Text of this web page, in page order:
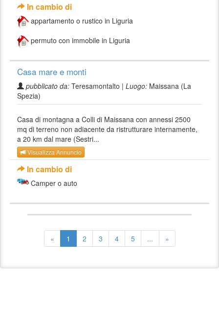
In cambio di
appartamento o rustico in Liguria
permuto con immobile in Liguria
Casa mare e monti
pubblicato da: Teresamontalto | Luogo: Maissana (La
Spezia)
Casa di montagna a Colli di Maissana con annessi 2500
mq di terreno non adiacente da ristrutturare internamente,
a 20 km dal mare (Sestri...
Visualizza Annuncio
In cambio di
Camper o auto
« 1 2 3 4 5 ... »